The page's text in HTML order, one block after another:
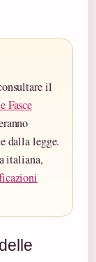
il
Fasce
dalla legge.
italiana,